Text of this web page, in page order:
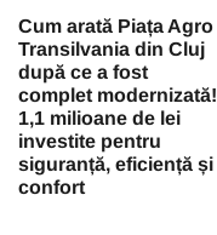
Cum arată Piața Agro
Transilvania din Cluj
după ce a fost
complet modernizată!
1,1 milioane de lei
investite pentru
siguranță, eficiență și
confort